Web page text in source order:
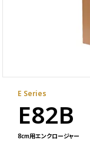
E Series
E82B
8cm用エンクロージャー